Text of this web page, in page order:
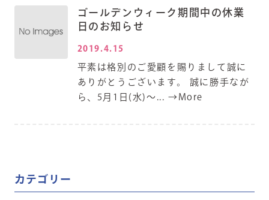
ゴールデンウィーク期間中の休業
日のお知らせ
2019.4.15
平素は格別のご愛顧を賜りまして誠に
ありがとうございます。 誠に勝手なが
ら、5月1日(水)～...→More
カテゴリー